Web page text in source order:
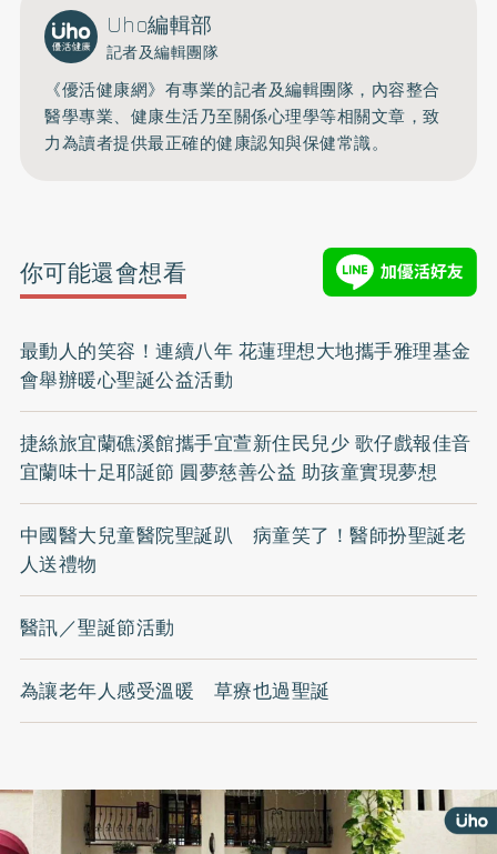
Uho編輯部
記者及編輯團隊
《優活健康網》有專業的記者及編輯團隊，內容整合
醫學專業、健康生活乃至關係心理學等相關文章，致
力為讀者提供最正確的健康認知與保健常識。
你可能還會想看
最動人的笑容！連續八年 花蓮理想大地攜手雅理基金
會舉辦暖心聖誕公益活動
捷絲旅宜蘭礁溪館攜手宜萱新住民兒少 歌仔戲報佳音
宜蘭味十足耶誕節 圓夢慈善公益 助孩童實現夢想
中國醫大兒童醫院聖誕趴 病童笑了！醫師扮聖誕老
人送禮物
醫訊／聖誕節活動
為讓老年人感受溫暖 草療也過聖誕